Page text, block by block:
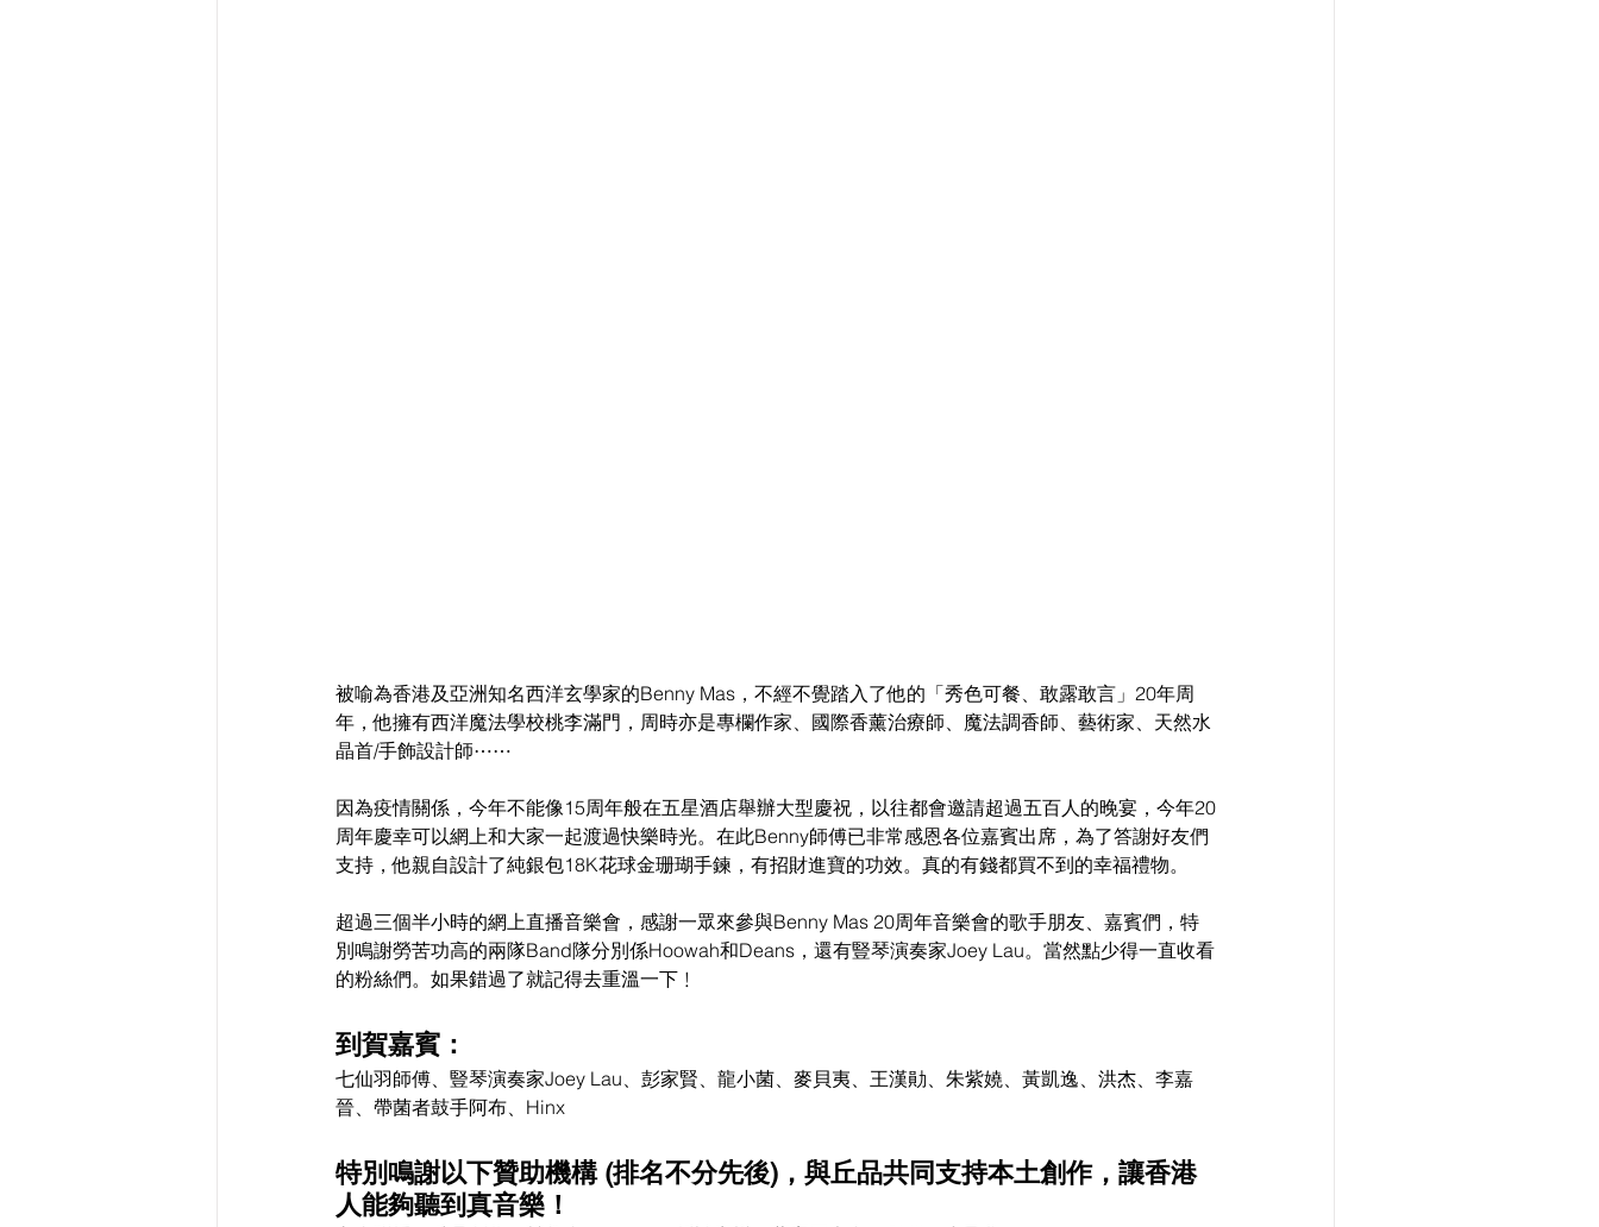
被喻為香港及亞洲知名西洋玄學家的Benny Mas，不經不覺踏入了他的「秀色可餐、敢露敢言」20年周
年，他擁有西洋魔法學校桃李滿門，周時亦是專欄作家、國際香薰治療師、魔法調香師、藝術家、天然水
晶首/手飾設計師⋯⋯
因為疫情關係，今年不能像15周年般在五星酒店舉辦大型慶祝，以往都會邀請超過五百人的晚宴，今年20
周年慶幸可以網上和大家一起渡過快樂時光。在此Benny師傅已非常感恩各位嘉賓出席，為了答謝好友們
支持，他親自設計了純銀包18K花球金珊瑚手鍊，有招財進寶的功效。真的有錢都買不到的幸福禮物。
超過三個半小時的網上直播音樂會，感謝一眾來參與Benny Mas 20周年音樂會的歌手朋友、嘉賓們，特
別鳴謝勞苦功高的兩隊Band隊分別係Hoowah和Deans，還有豎琴演奏家Joey Lau。當然點少得一直收看
的粉絲們。如果錯過了就記得去重溫一下﹗
到賀嘉賓：
七仙羽師傅、豎琴演奏家Joey Lau、彭家賢、龍小菌、麥貝夷、王漢勛、朱紫嬈、黃凱逸、洪杰、李嘉
晉、帶菌者鼓手阿布、Hinx
特別鳴謝以下贊助機構 (排名不分先後)，與丘品共同支持本土創作，讓香港
人能夠聽到真音樂！